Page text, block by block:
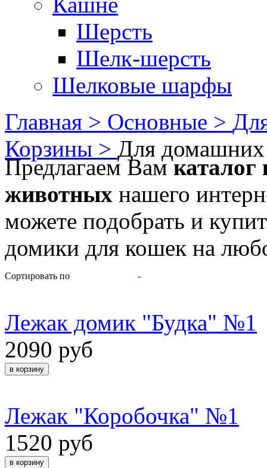
Шерсть
Шелк-шерсть
Шелковые шарфы
Главная > Основные >
Корзины > Для
Предлагаем Вам
животных нашего
можете подобрать и
домики для кошек на
Сортировать по -
Лежак домик "Будка" №1
2090 руб
Лежак "Коробочка" №1
1520 руб